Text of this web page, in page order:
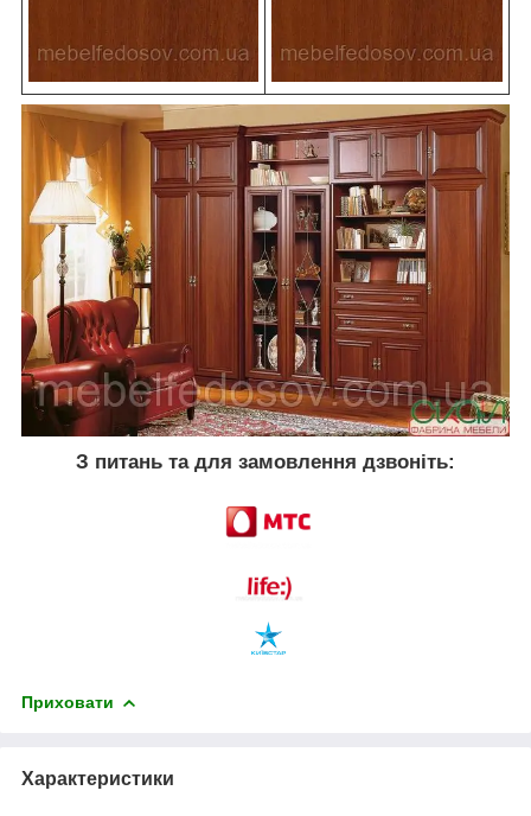
З питань та для замовлення дзвоніть:
Приховати
Характеристики